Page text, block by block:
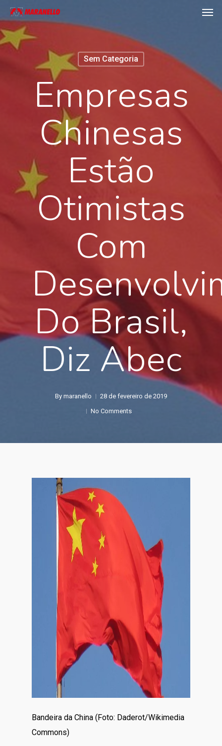
Skip
to
main
content
Sem Categoria
Empresas
Chinesas
Estão
Otimistas
Com
Do Brasil,
Diz Abec
By maranello
28 de fevereiro de 2019
No Comments
Bandeira da China (Foto: Daderot/Wikimedia
Commons)